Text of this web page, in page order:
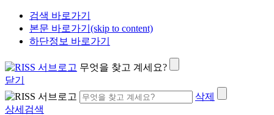
검색 바로가기
본문 바로가기(skip to content)
하단정보 바로가기
무엇을 찾고 계세요?
닫기
삭제
상세검색